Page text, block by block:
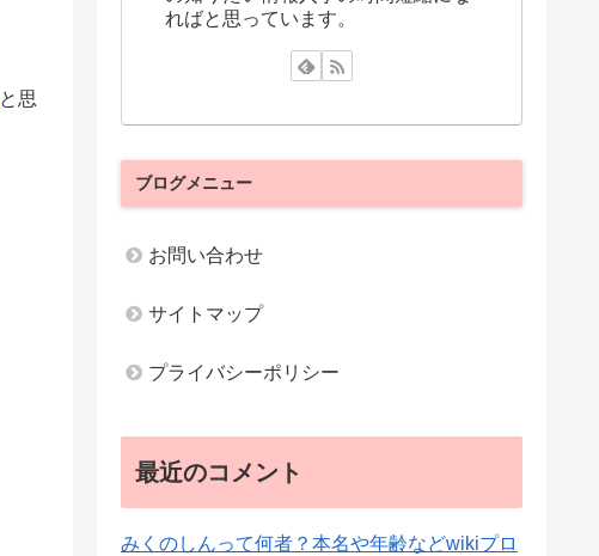
と思
ればと思っています。
ブログメニュー
お問い合わせ
サイトマップ
プライバシーポリシー
最近のコメント
みくのしんって何者？本名や年齢などwikiプロ